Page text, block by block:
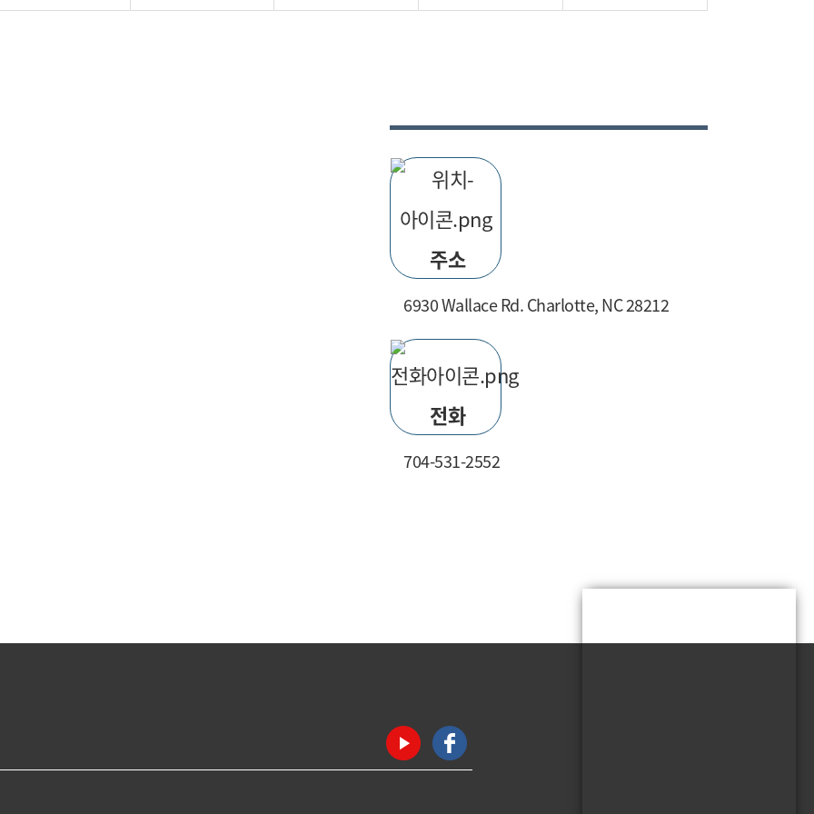
주소
6930 Wallace Rd. Charlotte, NC 28212
전화
704-531-2552